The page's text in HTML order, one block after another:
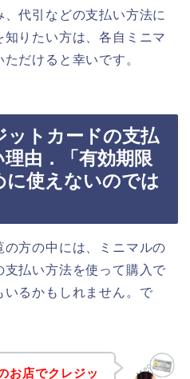
代引などの支払い方法に
りたい方は、各自ミニマ
だけると幸いです。
ットカードの支払
由．「有効期限
使えないのでは
方の中には、ミニマルの
払い方法を使って購入で
いるかもしれません。で
お店でクレジッ